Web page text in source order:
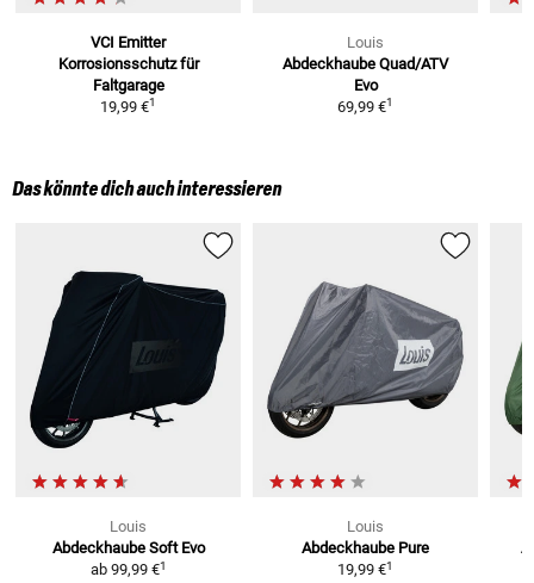
VCI Emitter
Korrosionsschutz für
Faltgarage
19,99 €1
Louis
Abdeckhaube Quad/ATV
Evo
69,99 €1
Das könnte dich auch interessieren
Louis
Abdeckhaube Soft Evo
ab 99,99 €1
Louis
Abdeckhaube Pure
19,99 €1